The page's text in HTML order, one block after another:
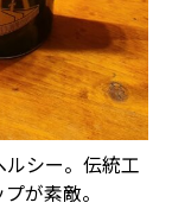
シー。伝統工
が素敵。